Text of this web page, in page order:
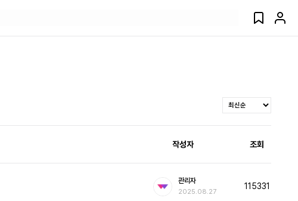
작성자 조회
관리자
2025.08.27
115331